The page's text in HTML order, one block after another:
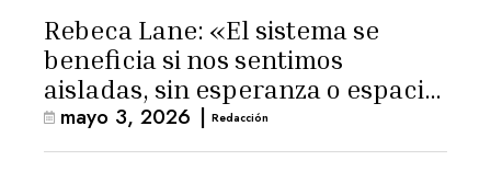
Rebeca Lane: «El sistema se
beneficia si nos sentimos
aisladas, sin esperanza o espacio
para la ternura»
mayo 3, 2026 | Redacción